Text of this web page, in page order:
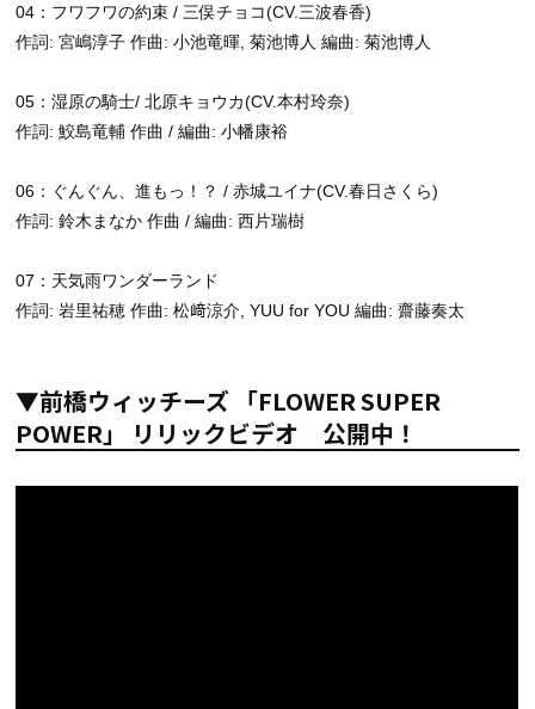
04：フワフワの約束 / 三俣チョコ(CV.三波春香)
作詞: 宮嶋淳子 作曲: 小池竜暉, 菊池博人 編曲: 菊池博人
05：湿原の騎士/ 北原キョウカ(CV.本村玲奈)
作詞: 鮫島竜輔 作曲 / 編曲: 小幡康裕
06：ぐんぐん、進もっ！？ / 赤城ユイナ(CV.春日さくら)
作詞: 鈴木まなか 作曲 / 編曲: 西片瑞樹
07：天気雨ワンダーランド
作詞: 岩里祐穂 作曲: 松﨑涼介, YUU for YOU 編曲: 齋藤奏太
▼前橋ウィッチーズ 「FLOWER SUPER
POWER」 リリックビデオ 公開中！